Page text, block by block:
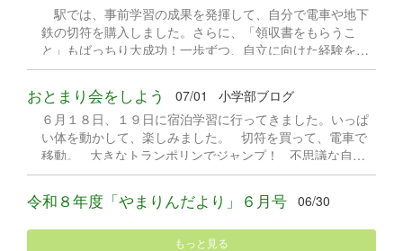
駅では、事前学習の成果を発揮して、自分で電車や地下
鉄の切符を購入しました。さらに、「領収書をもらうこ
と」もばっちり大成功！一歩ずつ、自立に向けた経験を積
み重ねています。 ベニーランドに到着してからは、あら
かじめ自分で決めていた乗り物へ！ルールやマナーを守
り、買い物学習もできました。
おとまり会をしよう 07/01
小学部ブログ
６月１８日、１９日に宿泊学習に行ってきました。いっぱ
い体を動かして、楽しみました。 切符を買って、電車で
移動。 大きなトランポリンでジャンプ！ 不思議な自転
車でサイクリング。パンダ号、発進！！
令和８年度「やまりんだより」６月号 06/30
もっと見る